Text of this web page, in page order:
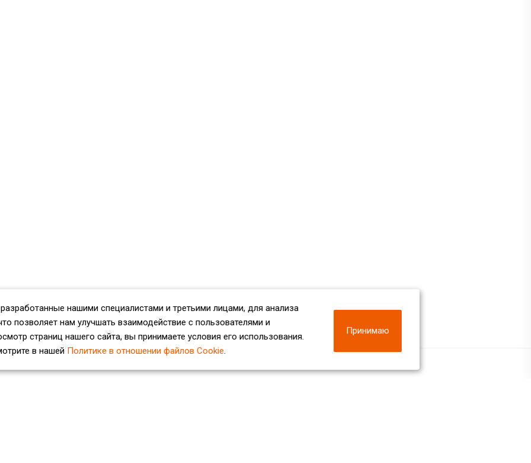
нашими специалистами и третьими лицами, для анализа
позволяет нам улучшать взаимодействие с пользователями и
страниц нашего сайта, вы принимаете условия его использования.
в нашей Политике в отношении файлов Cookie.
Принимаю